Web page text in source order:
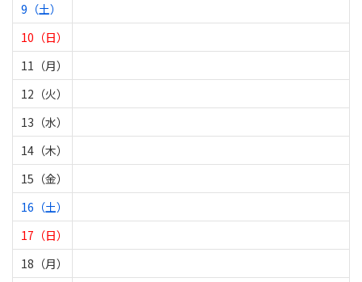
9（土）
10（日）
11（月）
12（火）
13（水）
14（木）
15（金）
16（土）
17（日）
18（月）